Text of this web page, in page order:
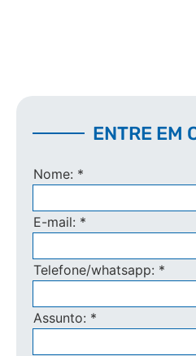
ENTRE EM
Nome: *
E-mail: *
Telefone/whatsapp: *
Assunto: *